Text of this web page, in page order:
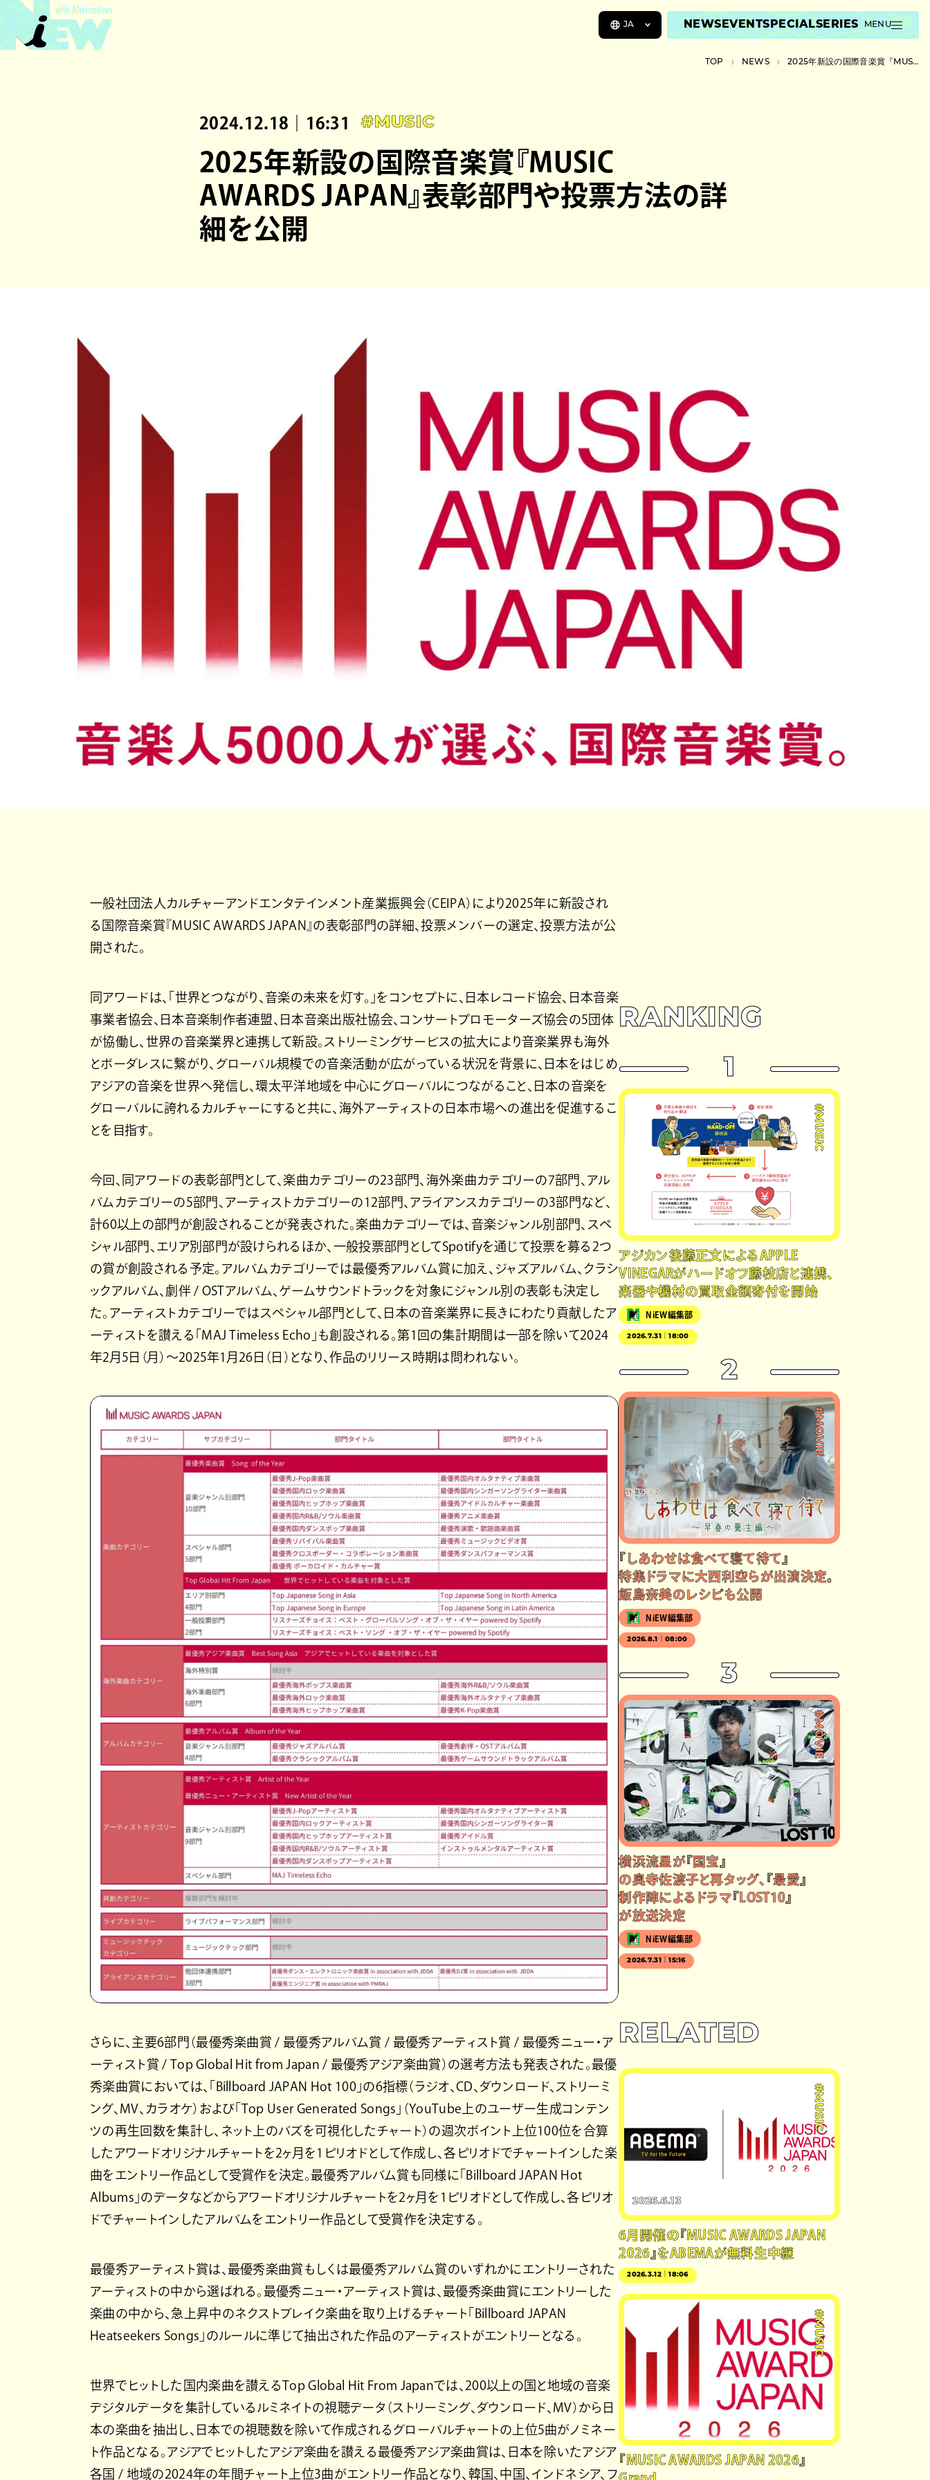
JA NEWS EVENTSPECIALSERIES MENU
TOP NEWS 2025年新設の国際音楽賞『MUSIC AWARDS JAPAN』表彰部門や投票方法の詳細を公開
2024.12.18｜16:31 #MUSIC
2025年新設の国際音楽賞『MUSIC
AWARDS JAPAN』表彰部門や投票方法の詳
細を公開
一般社団法人カルチャーアンドエンタテインメント産業振興会（CEIPA）により2025年に新設され
る国際音楽賞『MUSIC AWARDS JAPAN』の表彰部門の詳細、投票メンバーの選定、投票方法が公
開された。
同アワードは、「世界とつながり、音楽の未来を灯す。」をコンセプトに、日本レコード協会、日本音楽
事業者協会、日本音楽制作者連盟、日本音楽出版社協会、コンサートプロモーターズ協会の5団体
が協働し、世界の音楽業界と連携して新設。ストリーミングサービスの拡大により音楽業界も海外
とボーダレスに繋がり、グローバル規模での音楽活動が広がっている状況を背景に、日本をはじめ
アジアの音楽を世界へ発信し、環太平洋地域を中心にグローバルにつながること、日本の音楽を
グローバルに誇れるカルチャーにすると共に、海外アーティストの日本市場への進出を促進するこ
とを目指す。
今回、同アワードの表彰部門として、楽曲カテゴリーの23部門、海外楽曲カテゴリーの7部門、アル
バムカテゴリーの5部門、アーティストカテゴリーの12部門、アライアンスカテゴリーの3部門など、
計60以上の部門が創設されることが発表された。楽曲カテゴリーでは、音楽ジャンル別部門、スペ
シャル部門、エリア別部門が設けられるほか、一般投票部門としてSpotifyを通じて投票を募る2つ
の賞が創設される予定。アルバムカテゴリーでは最優秀アルバム賞に加え、ジャズアルバム、クラシ
ックアルバム、劇伴 / OSTアルバム、ゲームサウンドトラックを対象にジャンル別の表彰も決定し
た。アーティストカテゴリーではスペシャル部門として、日本の音楽業界に長きにわたり貢献したア
ーティストを讃える「MAJ Timeless Echo」も創設される。第1回の集計期間は一部を除いて2024
年2月5日（月）～2025年1月26日（日）となり、作品のリリース時期は問われない。
さらに、主要6部門（最優秀楽曲賞 / 最優秀アルバム賞 / 最優秀アーティスト賞 / 最優秀ニュー・ア
ーティスト賞 / Top Global Hit from Japan / 最優秀アジア楽曲賞）の選考方法も発表された。最優
秀楽曲賞においては、「Billboard JAPAN Hot 100」の6指標（ラジオ、CD、ダウンロード、ストリーミ
ング、MV、カラオケ）および「Top User Generated Songs」（YouTube上のユーザー生成コンテン
ツの再生回数を集計し、ネット上のバズを可視化したチャート）の週次ポイント上位100位を合算
したアワードオリジナルチャートを2ヶ月を1ピリオドとして作成し、各ピリオドでチャートインした楽
曲をエントリー作品として受賞作を決定。最優秀アルバム賞も同様に「Billboard JAPAN Hot
Albums」のデータなどからアワードオリジナルチャートを2ヶ月を1ピリオドとして作成し、各ピリオ
ドでチャートインしたアルバムをエントリー作品として受賞作を決定する。
最優秀アーティスト賞は、最優秀楽曲賞もしくは最優秀アルバム賞のいずれかにエントリーされた
アーティストの中から選ばれる。最優秀ニュー・アーティスト賞は、最優秀楽曲賞にエントリーした
楽曲の中から、急上昇中のネクストブレイク楽曲を取り上げるチャート「Billboard JAPAN
Heatseekers Songs」のルールに準じて抽出された作品のアーティストがエントリーとなる。
世界でヒットした国内楽曲を讃えるTop Global Hit From Japanでは、200以上の国と地域の音楽
デジタルデータを集計しているルミネイトの視聴データ（ストリーミング、ダウンロード、MV）から日
本の楽曲を抽出し、日本での視聴数を除いて作成されるグローバルチャートの上位5曲がノミネー
ト作品となる。アジアでヒットしたアジア楽曲を讃える最優秀アジア楽曲賞は、日本を除いたアジア
各国 / 地域の2024年の年間チャート上位3曲がエントリー作品となり、韓国、中国、インドネシア、フ
RANKING
1
#MUSIC
アジカン後藤正文によるAPPLE
VINEGARがハードオフ藤枝店と連携、
楽器や機材の買取金額寄付を開始
NiEW編集部
2026.7.31｜18:00
2
#MOVIE
『しあわせは食べて寝て待て』
特集ドラマに大西利空らが出演決定。
飯島奈美のレシピも公開
NiEW編集部
2026.8.1｜08:00
3
#MOVIE
横浜流星が『国宝』
の奥寺佐渡子と再タッグ、『最愛』
制作陣によるドラマ『LOST10』
が放送決定
NiEW編集部
2026.7.31｜15:16
RELATED
#MUSIC
2026.6.13
6月開催の『MUSIC AWARDS JAPAN
2026』をABEMAが無料生中継
2026.3.12｜18:06
#MUSIC
『MUSIC AWARDS JAPAN 2026』